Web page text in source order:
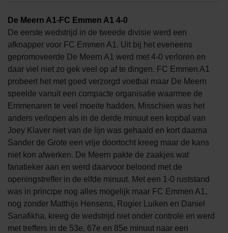
De Meern A1-FC Emmen A1 4-0
De eerste wedstrijd in de tweede divisie werd een
afknapper voor FC Emmen A1. Uit bij het eveneens
gepromoveerde De Meern A1 werd met 4-0 verloren en
daar viel niet zo gek veel op af te dingen. FC Emmen A1
probeert het met goed verzorgd voetbal maar De Meern
speelde vanuit een compacte organisatie waarmee de
Emmenaren te veel moeite hadden. Misschien was het
anders verlopen als in de derde minuut een kopbal van
Joey Klaver niet van de lijn was gehaald en kort daarna
Sander de Grote een vrije doortocht kreeg maar de kans
niet kon afwerken. De Meern pakte de zaakjes wat
fanatieker aan en werd daarvoor beloond met de
openingstreffer in de elfde minuut. Met een 1-0 ruststand
was in principe nog alles mogelijk maar FC Emmen A1,
nog zonder Matthijs Hensens, Rogier Luiken en Daniel
Sanafikha, kreeg de wedstrijd niet onder controle en werd
met treffers in de 53e, 67e en 85e minuut naar een